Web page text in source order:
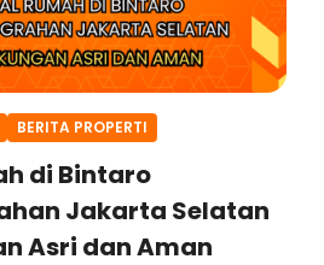
BERITA PROPERTI
di Bintaro
Jakarta Selatan
Asri dan Aman